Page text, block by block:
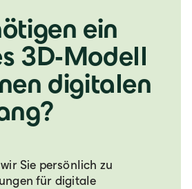
ein
3D-Modell
digitalen
Sie persönlich zu
für digitale